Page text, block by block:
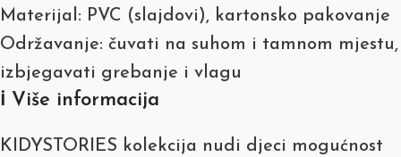
Materijal: PVC (slajdovi), kartonsko pakovanje
Održavanje: čuvati na suhom i tamnom mjestu,
izbjegavati grebanje i vlagu
ℹ️ Više informacija
KIDYSTORIES kolekcija nudi djeci mogućnost